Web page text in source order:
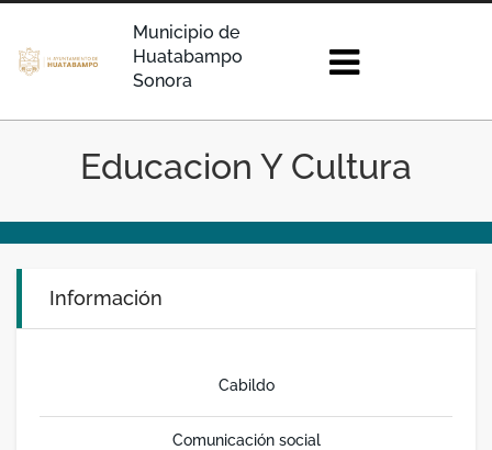
Municipio de
Huatabampo
Sonora
Educacion Y Cultura
Información
Cabildo
Comunicación social